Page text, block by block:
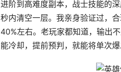
进阶到高难度副本，战士技能的
秒内清空一层。我亲身验证过，
40%左右。老玩家都知道，输出
能冷却，提前预判，就能将单次爆